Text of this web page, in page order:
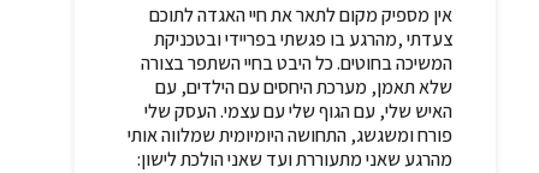
אין מספיק מקום לתאר את חיי האגדה לתוכם
צעדתי ,מהרגע בו פגשתי בפריידי ובטכניקת
המשיכה בחוטים. כל היבט בחיי השתפר בצורה
שלא תאמן, מערכת היחסים עם הילדים, עם
האיש שלי, עם הגוף שלי עם עצמי. העסק שלי
פורח ומשגשג, התחושה היומיומית שמלווה אותי
מהרגע שאני מתעוררת ועד שאני הולכת לישון: